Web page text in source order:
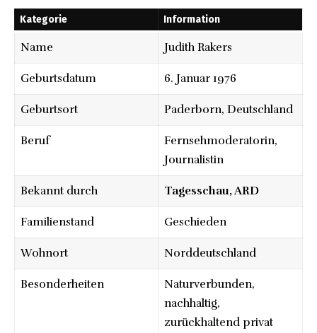
Kategorie Information
Name Judith Rakers
Geburtsdatum 6. Januar 1976
Geburtsort Paderborn, Deutschland
Beruf
Fernsehmoderatorin,
Journalistin
Bekannt durch Tagesschau, ARD
Familienstand Geschieden
Wohnort Norddeutschland
Besonderheiten
Naturverbunden,
nachhaltig,
zurückhaltend privat